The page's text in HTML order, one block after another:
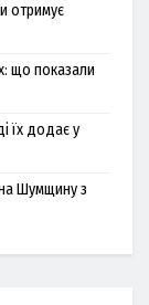
отримує
що показали
їх додає у
Шумщину з